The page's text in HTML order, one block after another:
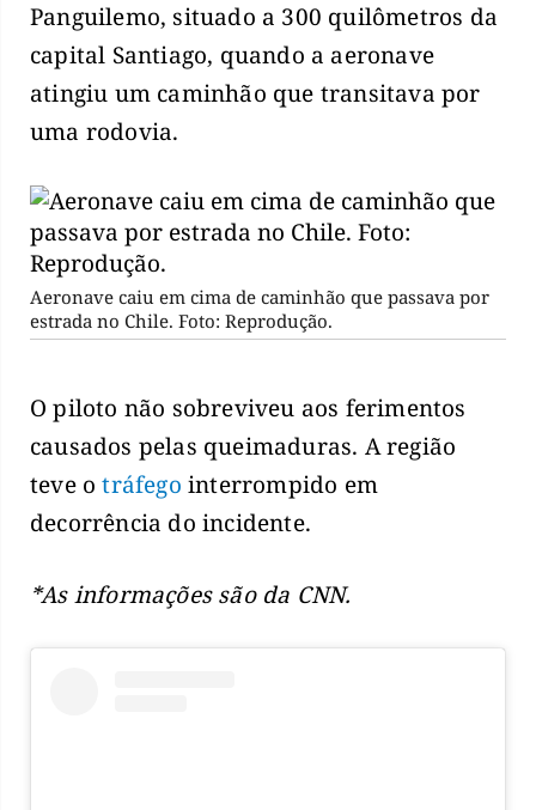
Panguilemo, situado a 300 quilômetros da
capital Santiago, quando a aeronave
atingiu um caminhão que transitava por
uma rodovia.
Aeronave caiu em cima de caminhão que passava por
estrada no Chile. Foto: Reprodução.
O piloto não sobreviveu aos ferimentos
causados pelas queimaduras. A região
teve otráfego interrompido em
decorrência do incidente.
*As informações são da CNN.